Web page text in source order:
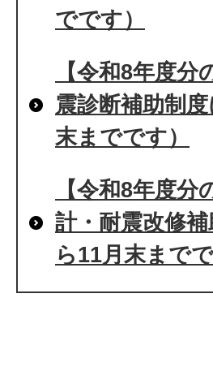
でです）
【令和8年度
震診断補助制
末までです）
【令和8年度
計・耐震改修
ら11月末までで